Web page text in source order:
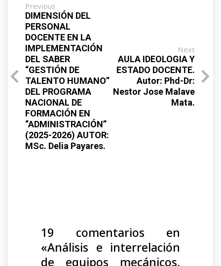
Previous
DIMENSIÓN DEL
PERSONAL
DOCENTE EN LA
IMPLEMENTACIÓN
DEL SABER
“GESTIÓN DE
TALENTO HUMANO”
DEL PROGRAMA
NACIONAL DE
FORMACIÓN EN
“ADMINISTRACIÓN”
(2025-2026) AUTOR:
MSc. Delia Payares.
Next
AULA IDEOLOGIA Y
ESTADO DOCENTE.
Autor: Phd-Dr:
Nestor Jose Malave
Mata.
19 comentarios en
«Análisis e interrelación
de equipos mecánicos,